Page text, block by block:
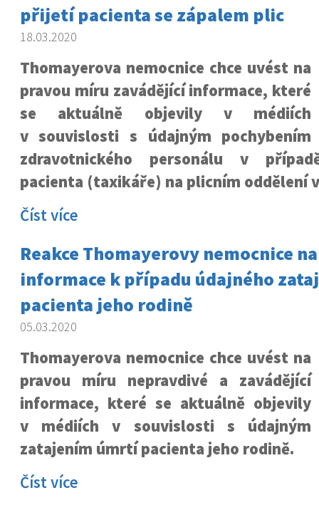
přijetí pacienta se zápalem plic
18.03.2020
Thomayerova nemocnice chce uvést na
pravou míru zavádějící informace, které
se aktuálně objevily v médiích
v souvislosti s údajným pochybením
zdravotnického personálu v
pacienta (taxikáře) na plicním oddělení
Číst více
Reakce Thomayerovy nemocnice
informace k případu údajného
pacienta jeho rodině
05.03.2020
Thomayerova nemocnice chce uvést na
pravou míru nepravdivé a zavádějící
informace, které se aktuálně objevily
v médiích v souvislosti s údajným
zatajením úmrtí pacienta jeho rodině.
Číst více